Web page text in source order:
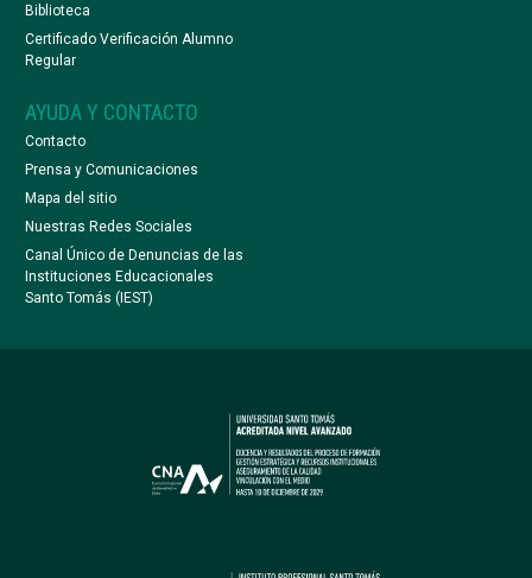
Biblioteca
Certificado Verificación Alumno
Regular
AYUDA Y CONTACTO
Contacto
Prensa y Comunicaciones
Mapa del sitio
Nuestras Redes Sociales
Canal Único de Denuncias de las
Instituciones Educacionales
Santo Tomás (IEST)